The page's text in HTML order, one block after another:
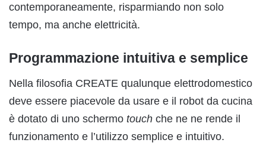
contemporaneamente, risparmiando non solo
tempo, ma anche elettricità.
Programmazione intuitiva e semplice
Nella filosofia CREATE qualunque elettrodomestico
deve essere piacevole da usare e il robot da cucina
è dotato di uno schermo touch che ne ne rende il
funzionamento e l’utilizzo semplice e intuitivo.